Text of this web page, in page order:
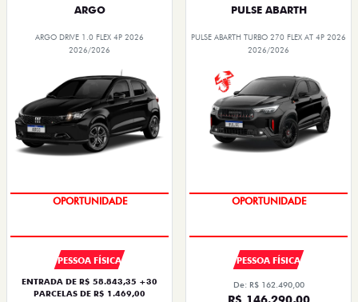
ARGO
ARGO DRIVE 1.0 FLEX 4P 2026
2026/2026
OPORTUNIDADE
BÔNUS DE 6 MIL REAIS
PESSOA FÍSICA
ENTRADA DE R$ 58.843,35 +30
PARCELAS DE R$ 1.469,00
PULSE ABARTH
PULSE ABARTH TURBO 270 FLEX AT 4P 2026
2026/2026
SAIA DE FIAT 0KM
OPORTUNIDADE
PESSOA FÍSICA
De: R$ 162.490,00
R$ 146.290,00